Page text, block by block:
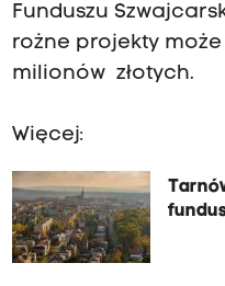
Funduszu
rożne projekty
milionów złotych.
Więcej: